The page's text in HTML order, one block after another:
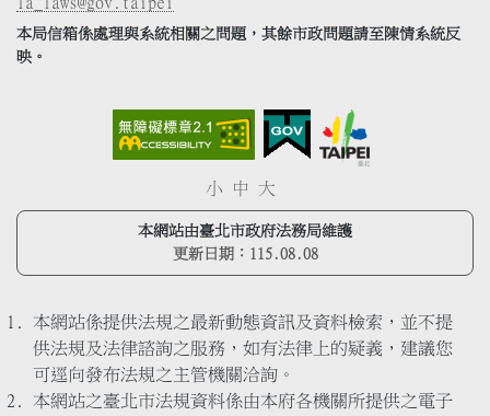
本局信箱係處理與系統相關之問題，其餘市政問題請至陳情系統反
映。
小 中 大
本網站由臺北市政府法務局維護
更新日期： 115.08.08
本網站係提供法規之最新動態資訊及資料檢索，並不提
供法規及法律諮詢之服務，如有法律上的疑義，建議您
可逕向發布法規之主管機關洽詢。
本網站之臺北市法規資料係由本府各機關所提供之電子